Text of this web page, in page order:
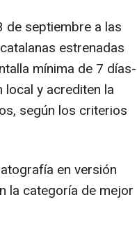
de septiembre a las
estrenadas
mínima de 7 días-
local y acrediten la
según los criterios
en versión
la categoría de mejor